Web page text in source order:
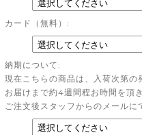
カード（無料）:
納期について:
現在こちらの商品は、入荷次第の
お届けまで約4週間程お時間を頂き
ご注文後スタッフからのメールに